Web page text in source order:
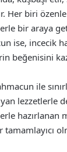
Her biri özenle
bir araya
ise, incecik
beğenisini
ile
lezzetlerle
hazırlanan